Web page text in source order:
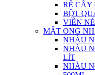
RỄ CÂY
BỘT
VIÊN
MẬT ONG
NHÀU
NHÀU
LÍT
NHÀU